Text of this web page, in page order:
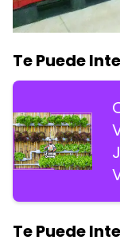
Te Puede
Te Puede